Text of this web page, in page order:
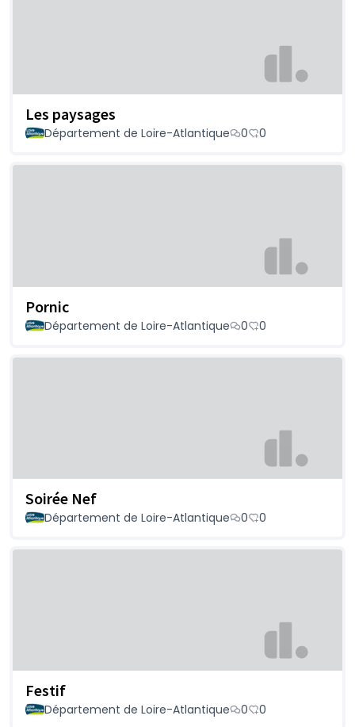
Les paysages
Département de Loire-Atlantique 0 0
Pornic
Département de Loire-Atlantique 0 0
Soirée Nef
Département de Loire-Atlantique 0 0
Festif
Département de Loire-Atlantique 0 0